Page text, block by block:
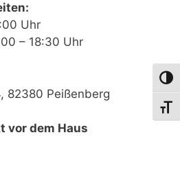
Uhr
– 18:30 Uhr
82380 Peißenberg
vor dem Haus